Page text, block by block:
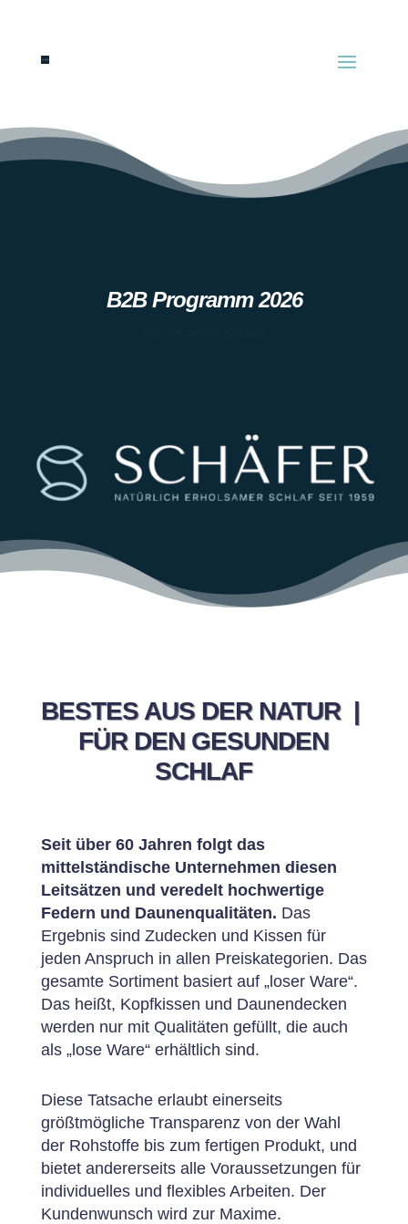
B2B Programm 2026
BESTES AUS DER NATUR |
FÜR DEN GESUNDEN
SCHLAF
Seit über 60 Jahren folgt das
mittelständische Unternehmen diesen
Leitsätzen und veredelt hochwertige
Federn und Daunenqualitäten. Das
Ergebnis sind Zudecken und Kissen für
jeden Anspruch in allen Preiskategorien. Das
gesamte Sortiment basiert auf „loser Ware“.
Das heißt, Kopfkissen und Daunendecken
werden nur mit Qualitäten gefüllt, die auch
als „lose Ware“ erhältlich sind.
Diese Tatsache erlaubt einerseits
größtmögliche Transparenz von der Wahl
der Rohstoffe bis zum fertigen Produkt, und
bietet andererseits alle Voraussetzungen für
individuelles und flexibles Arbeiten. Der
Kundenwunsch wird zur Maxime.